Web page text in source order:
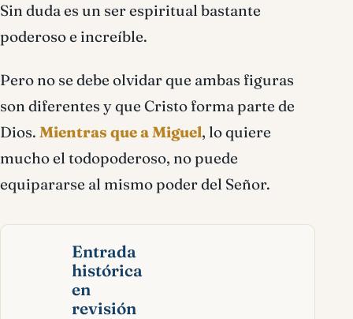
Sin duda es un ser espiritual bastante
poderoso e increíble.
Pero no se debe olvidar que ambas figuras
son diferentes y que Cristo forma parte de
Dios. Mientras que a Miguel, lo quiere
mucho el todopoderoso, no puede
equipararse al mismo poder del Señor.
Entrada
histórica
en
revisión